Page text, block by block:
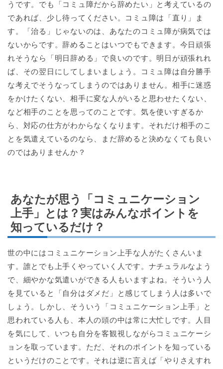
うです。でも「コミュ障だから辞めたい」と考えているの
であれば、少し待ってください。コミュ障は「直り」ま
す。「治る」じゃないのは、あなたのコミュ障が病気では
ないからです。辞めることはいつでもできます。今日頑張
れそうなら「明日辞める」で良いのです。明日が頑張れれ
ば、その翌日にしてしまいましょう。コミュ障は自分勝手
な考えでそうなってしまうのではありません。相手に迷惑
をかけたくない、相手に変な人がいると思わせたくない、
など相手のことを思ってのことです。気を使いすぎるか
ら、対応の仕方がわからなくなります。それだけ相手のこ
とを気遣えているのなら、まだ辞めると決めなくても良い
のではありませんか？
あなたが思う「コミュニケーション
上手」とは？実はみんなポイントを
知っているだけ？
世の中にはコミュニケーション上手な人がたくさんいま
す。誰とでも上手くやっていく人です。ナチュラルなよう
で、細やかな気遣いができる人もいますよね。そういう人
を見ていると「自分はダメだ」と感じてしまう人は多いで
しょう。しかし、そういう「コミュニケーション上手」と
思われている人も、本人の頭の中は常に大忙しです。人目
を気にして、いつも自分を客観視しながらコミュニケーシ
ョンを取っています。ただ、それのポイントを知っている
というだけのことです。それは逆に言えば「やりさえすれ